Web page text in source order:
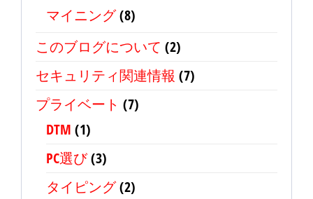
マイニング(8)
このブログについて (2)
セキュリティ関連情報 (7)
プライベート (7)
DTM (1)
PC選び(3)
タイピング(2)